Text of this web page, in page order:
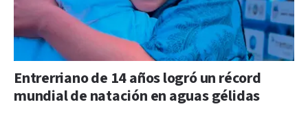
Entrerriano de 14 años logró un récord
mundial de natación en aguas gélidas